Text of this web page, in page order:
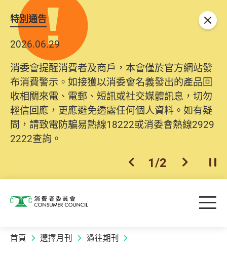
特別通告
2026.06.29
消委會提醒消費者及商戶，本會僅於官方網站發
布消費警示。如接獲以消委會名義發出的產品回
收相關來電、電郵、短訊或社交媒體訊息，切勿
輕信回應，更應避免透露任何個人資料。如有疑
問，請致電防騙易熱線18222或消委會熱線2929
2222查詢。
上一個
1/2 下一個開
關閉
消費者委員會 目
首頁 選擇月刊 過往期刊